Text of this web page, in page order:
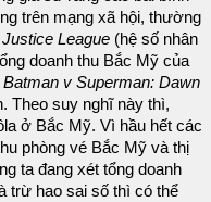
trên mạng xã hội, thường
Justice League (hệ số nhân
doanh thu Bắc Mỹ của
Batman v Superman: Dawn
Theo suy nghĩ này thì,
ở Bắc Mỹ. Vì hầu hết các
phòng vé Bắc Mỹ và thị
ta đang xét tổng doanh
trừ hao sai số thì có thể